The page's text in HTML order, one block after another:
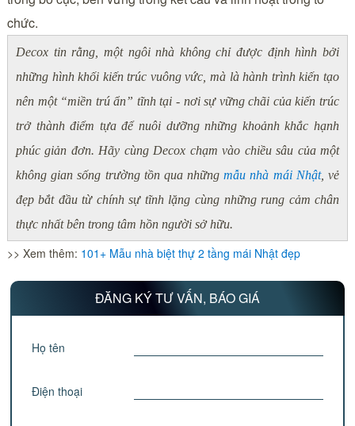
chức.
Decox tin rằng, một ngôi nhà không chỉ được định hình bởi
những hình khối kiến trúc vuông vức, mà là hành trình kiến tạo
nên một “miền trú ẩn” tĩnh tại - nơi sự vững chãi của kiến trúc
trở thành điểm tựa để nuôi dưỡng những khoảnh khắc hạnh
phúc giản đơn. Hãy cùng Decox chạm vào chiều sâu của một
không gian sống trường tồn qua nhữngmẫu nhà mái Nhật, vẻ
đẹp bắt đầu từ chính sự tĩnh lặng cùng những rung cảm chân
thực nhất bên trong tâm hồn người sở hữu.
>> Xem thêm: 101+ Mẫu nhà biệt thự 2 tầng mái Nhật đẹp
ĐĂNG KÝ TƯ VẤN, BÁO GIÁ
Họ tên
Điện thoại